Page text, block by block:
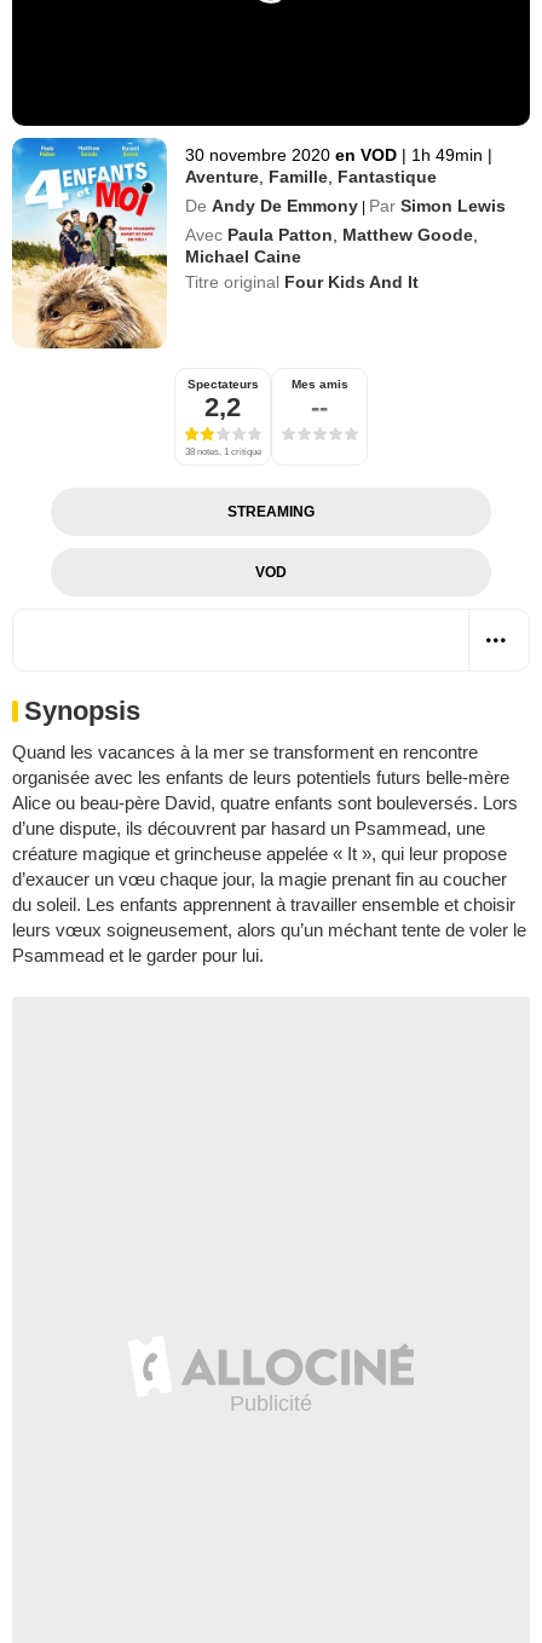
30 novembre 2020 en VOD | 1h 49min |
Aventure Famille Fantastique
De Andy De Emmony | Par Simon Lewis
Avec Paula Patton Matthew Goode
Michael Caine
Titre original Four Kids And It
Spectateurs
2,2
38 notes, 1 critique
Mes amis
--
STREAMING
VOD
Synopsis
Quand les vacances à la mer se transforment en rencontre
organisée avec les enfants de leurs potentiels futurs belle-mère
Alice ou beau-père David, quatre enfants sont bouleversés. Lors
d’une dispute, ils découvrent par hasard un Psammead, une
créature magique et grincheuse appelée « It », qui leur propose
d’exaucer un vœu chaque jour, la magie prenant fin au coucher
du soleil. Les enfants apprennent à travailler ensemble et choisir
leurs vœux soigneusement, alors qu’un méchant tente de voler le
Psammead et le garder pour lui.